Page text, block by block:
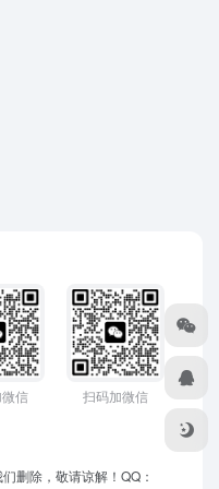
信 扫码加微信
删除，敬请谅解！QQ：